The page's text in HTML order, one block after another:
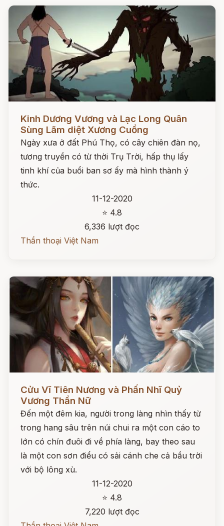
Kinh Dương Vương và Lạc Long Quân
Sùng Lãm diệt Xương Cuồng
Ngày xưa ở đất Phú Thọ, có cây chiên đàn nọ,
tương truyền có từ thời Trụ Trời, hấp thụ lấy
tinh khí của buổi ban sơ ấy mà hình thành ý
thức.
11-12-2020
⭐ 4.8
6,336 lượt đọc
Thần thoại Việt Nam
Cửu Vĩ Tiên Nương và Phấn Nhĩ Quỷ
Vương Thần Nữ
Đến một đêm kia, người trong làng nhìn thấy từ
trong hang sâu trên núi chui ra một con cáo to
lớn có chín đuôi đi về phía làng, bay theo sau
là một con sơn điểu có sải cánh che cả bầu trời
với bộ lông xù.
11-12-2020
⭐ 4.8
7,220 lượt đọc